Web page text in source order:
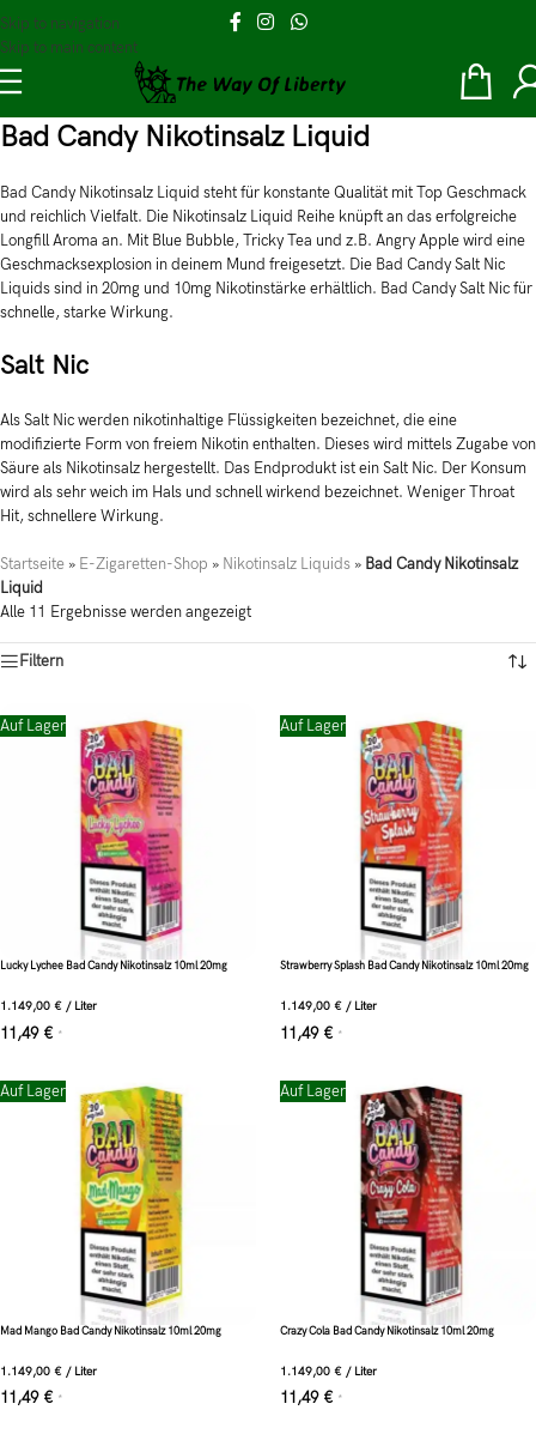
Skip to navigation
Skip to main content
Bad Candy Nikotinsalz Liquid
Bad Candy Nikotinsalz Liquid steht für konstante Qualität mit Top Geschmack
und reichlich Vielfalt. Die Nikotinsalz Liquid Reihe knüpft an das erfolgreiche
Longfill Aroma an. Mit Blue Bubble, Tricky Tea und z.B. Angry Apple wird eine
Geschmacksexplosion in deinem Mund freigesetzt. Die Bad Candy Salt Nic
Liquids sind in 20mg und 10mg Nikotinstärke erhältlich. Bad Candy Salt Nic für
schnelle, starke Wirkung.
Salt Nic
Als Salt Nic werden nikotinhaltige Flüssigkeiten bezeichnet, die eine
modifizierte Form von freiem Nikotin enthalten. Dieses wird mittels Zugabe von
Säure als Nikotinsalz hergestellt. Das Endprodukt ist ein Salt Nic. Der Konsum
wird als sehr weich im Hals und schnell wirkend bezeichnet. Weniger Throat
Hit, schnellere Wirkung.
Startseite » E-Zigaretten-Shop » Nikotinsalz Liquids » Bad Candy Nikotinsalz
Liquid
Alle 11 Ergebnisse werden angezeigt
Filtern
Auf Lager
Lucky Lychee Bad Candy Nikotinsalz 10ml 20mg
1.149,00 € / Liter
11,49 € *
Auf Lager
Strawberry Splash Bad Candy Nikotinsalz 10ml 20mg
1.149,00 € / Liter
11,49 € *
Auf Lager
Mad Mango Bad Candy Nikotinsalz 10ml 20mg
1.149,00 € / Liter
11,49 € *
Auf Lager
Crazy Cola Bad Candy Nikotinsalz 10ml 20mg
1.149,00 € / Liter
11,49 € *